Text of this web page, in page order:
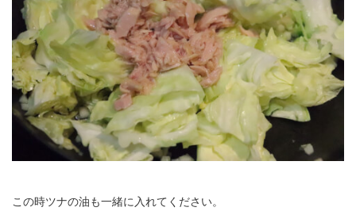
この時ツナの油も一緒に入れてください。